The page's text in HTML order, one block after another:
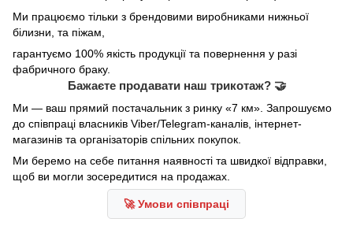
Ми працюємо тільки з брендовими виробниками нижньої
білизни, та піжам,
гарантуємо 100% якість продукції та повернення у разі
фабричного браку.
Бажаєте продавати наш трикотаж? 🤝
Ми — ваш прямий постачальник з ринку «7 км». Запрошуємо
до співпраці власників Viber/Telegram-каналів, інтернет-
магазинів та організаторів спільних покупок.
Ми беремо на себе питання наявності та швидкої відправки,
щоб ви могли зосередитися на продажах.
🚀 Умови співпраці